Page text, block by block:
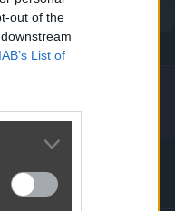
out of the
IAB’s List of